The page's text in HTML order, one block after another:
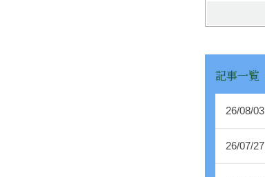
記事一覧
26/08/03
26/07/27